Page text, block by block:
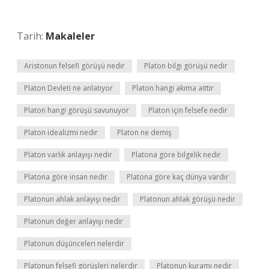
Tarih: Makaleler
Aristonun felsefi görüşü nedir Platon bilgi görüşü nedir
Platon Devleti ne anlatıyor Platon hangi akıma aittir
Platon hangi görüşü savunuyor Platon için felsefe nedir
Platon idealizmi nedir Platon ne demiş
Platon varlık anlayışı nedir Platona göre bilgelik nedir
Platona göre insan nedir Platona göre kaç dünya vardır
Platonun ahlak anlayışı nedir Platonun ahlak görüşü nedir
Platonun değer anlayışı nedir
Platonun düşünceleri nelerdir
Platonun felsefi görüşleri nelerdir Platonun kuramı nedir